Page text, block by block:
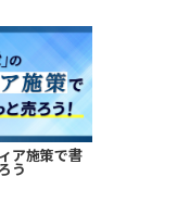
ア施策で書
う